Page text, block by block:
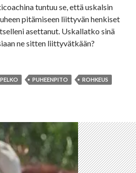
tuntuu se, että uskalsin
pitämiseen liittyvän henkiset
asettanut. Uskallatko sinä
ne sitten liittyvätkään?
PELKO PUHEENPITO
ROHKEUS